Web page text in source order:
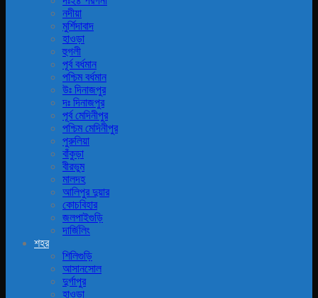
নদীয়া
মুর্শিদাবাদ
হাওড়া
হুগলী
পূর্ব বর্ধমান
পশ্চিম বর্ধমান
উঃ দিনাজপুর
দঃ দিনাজপুর
পূর্ব মেদিনীপুর
পশ্চিম মেদিনীপুর
পুরুলিয়া
বাঁকুড়া
বীরভুম
মালদহ
আলিপুর দুয়ার
কোচবিহার
জলপাইগুড়ি
দার্জিলিং
শহর
শিলিগুড়ি
আসানসোল
দুর্গাপুর
হাওড়া